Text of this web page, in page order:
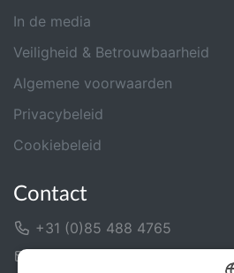
In de media
Veiligheid & Betrouwbaarheid
Algemene voorwaarden
Privacybeleid
Cookiebeleid
Contact
+31 (0)85 488 4765